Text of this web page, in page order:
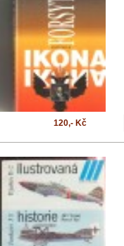
120,- Kč